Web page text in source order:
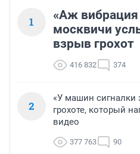
1
«Аж
москвичи
взрыв грохот
416 832 374
2
«У машин сигналки
грохоте, который
видео
377 763 90